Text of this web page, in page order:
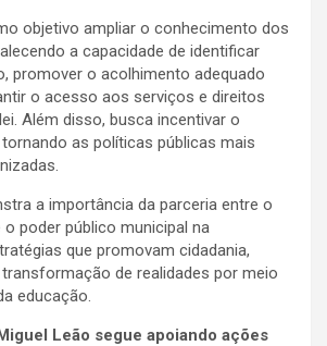
objetivo ampliar o conhecimento dos
a capacidade de identificar
promover o acolhimento adequado
o acesso aos serviços e direitos
Além disso, busca incentivar o
as políticas públicas mais
a importância da parceria entre o
poder público municipal na
que promovam cidadania,
de realidades por meio
educação.
Leão segue apoiando ações